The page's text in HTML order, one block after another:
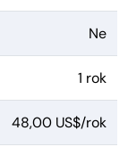
Ne
1 rok
48,00 US$/rok